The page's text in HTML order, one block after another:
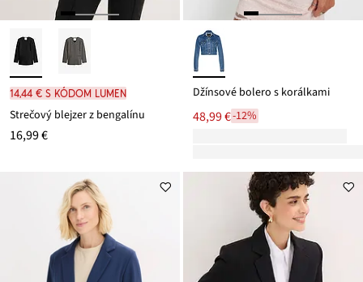
14,44 € s kódom LUMEN
Strečový blejzer z bengalínu
16,99 €
Džínsové bolero s korálkami
48,99 €-12%